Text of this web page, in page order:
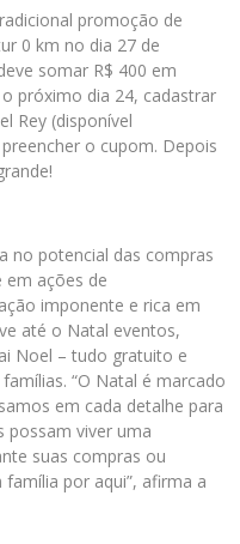
promoção de
0 km no dia 27 de
somar R$ 400 em
próximo dia 24, cadastrar
Rey (disponível
o cupom. Depois
no potencial das compras
em ações de
imponente e rica em
até o Natal eventos,
Noel – tudo gratuito e
“O Natal é marcado
em cada detalhe para
possam viver uma
suas compras ou
por aqui”, afirma a